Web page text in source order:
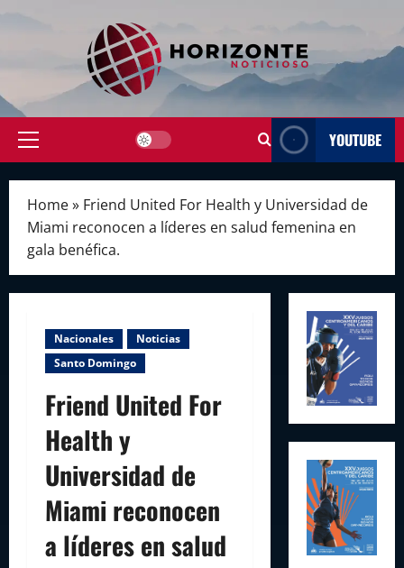
Primary
YOUTUBE
Home» Friend United For Health y Universidad de
Miami reconocen a líderes en salud femenina en
gala benéfica.
Nacionales
Noticias
Santo Domingo
Friend United For
Health y
Universidad de
Miami reconocen
a líderes en salud